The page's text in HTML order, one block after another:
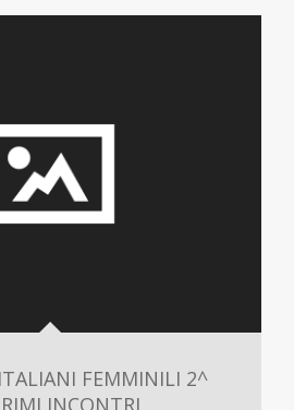
FEMMINILI 2^
INCONTRI